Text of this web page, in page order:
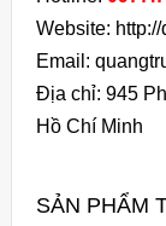
Website:
Email:
Địa chỉ: 945
Hồ Chí Minh
SẢN PHẨM